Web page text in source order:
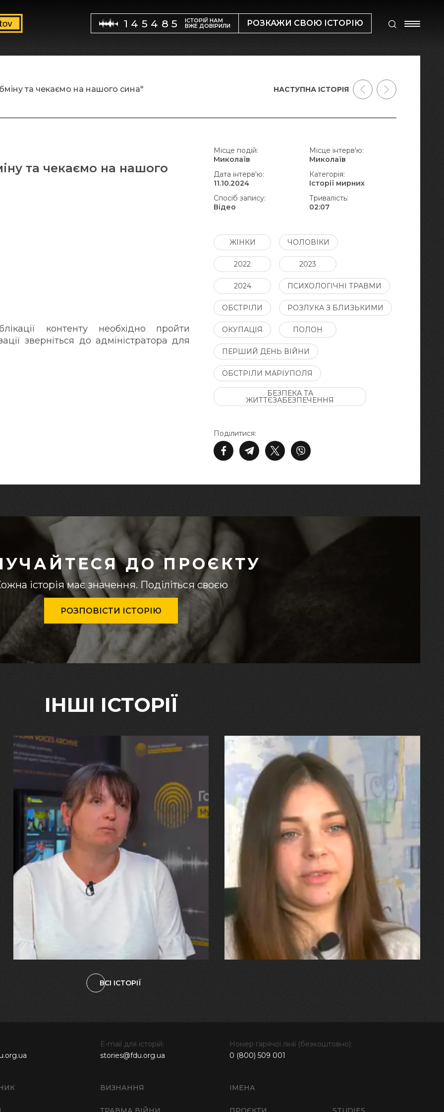
145485 ІСТОРІЙ НАМ
ВЖЕ ДОВІРИЛИ РОЗКАЖИ СВОЮ ІСТОРІЮ
та чекаємо на нашого
контенту необхідно пройти
зверніться до адміністратора для
та чекаємо на нашого сина"
Поділитися:
Місце подій:
Миколаїв
Місце інтерв'ю:
Миколаїв
Дата інтерв'ю:
11.10.2024
Категорія:
Історії мирних
Спосіб запису:
Відео
Тривалість:
02:07
ЖІНКИ ЧОЛОВІКИ
2022 2023
2024 ПСИХОЛОГІЧНІ ТРАВМИ
ОБСТРІЛИ РОЗЛУКА З БЛИЗЬКИМИ
ОКУПАЦІЯ ПОЛОН
ПЕРШИЙ ДЕНЬ ВІЙНИ
ОБСТРІЛИ МАРІУПОЛЯ
БЕЗПЕКА ТА
ЖИТТЄЗАБЕЗПЕЧЕННЯ
НАСТУПНА ІСТОРІЯ
ДО ПРОЄКТУ
історія має значення. Поділіться своєю
РОЗПОВІСТИ ІСТОРІЮ
ІНШІ ІСТОРІЇ
29.07.2026
Марина, Ваїд та Аміна Харченко
"Попри всі втрати, ми не
зламалися: тепер я бачу
свого вбитого чоловіка у
наших дітях"
27.07.2026
"Я перенесла 11 операцій, та
плакала від фантомного
болю. Але маленька донька
бере за руку і змушує йти
далі"
ВСІ ІСТОРІЇ
ВИЗНАННЯ ІМЕНА
E-mail для історій:
stories@fdu.org.ua
Номер гарячої лінії (безкоштовно):
0 (800) 509 001